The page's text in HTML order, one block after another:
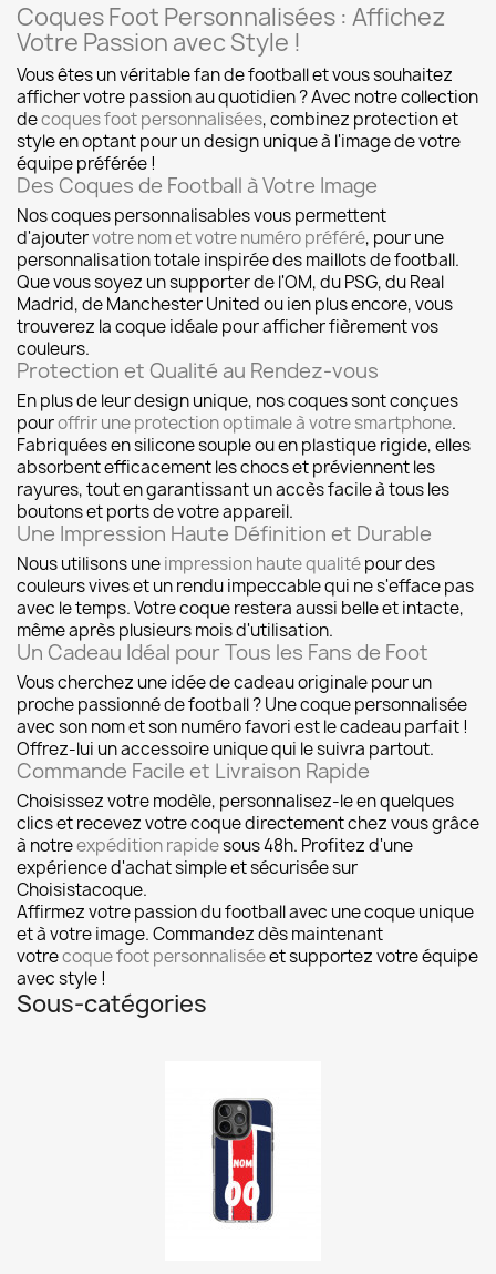
Coques Foot Personnalisées : Affichez
Votre Passion avec Style !
Vous êtes un véritable fan de football et vous souhaitez
afficher votre passion au quotidien ? Avec notre collection
decoques foot personnalisées, combinez protection et
style en optant pour un design unique à l'image de votre
équipe préférée !
Des Coques de Football à Votre Image
Nos coques personnalisables vous permettent
d'ajoutervotre nom et votre numéro préféré, pour une
personnalisation totale inspirée des maillots de football.
Que vous soyez un supporter de l'OM, du PSG, du Real
Madrid, de Manchester United ou ien plus encore, vous
trouverez la coque idéale pour afficher fièrement vos
couleurs.
Protection et Qualité au Rendez-vous
En plus de leur design unique, nos coques sont conçues
pouroffrir une protection optimale à votre smartphone.
Fabriquées en silicone souple ou en plastique rigide, elles
absorbent efficacement les chocs et préviennent les
rayures, tout en garantissant un accès facile à tous les
boutons et ports de votre appareil.
Une Impression Haute Définition et Durable
Nous utilisons uneimpression haute qualitépour des
couleurs vives et un rendu impeccable qui ne s'efface pas
avec le temps. Votre coque restera aussi belle et intacte,
même après plusieurs mois d'utilisation.
Un Cadeau Idéal pour Tous les Fans de Foot
Vous cherchez une idée de cadeau originale pour un
proche passionné de football ? Une coque personnalisée
avec son nom et son numéro favori est le cadeau parfait !
Offrez-lui un accessoire unique qui le suivra partout.
Commande Facile et Livraison Rapide
Choisissez votre modèle, personnalisez-le en quelques
clics et recevez votre coque directement chez vous grâce
à notreexpédition rapidesous 48h. Profitez d'une
expérience d'achat simple et sécurisée sur
Choisistacoque.
Affirmez votre passion du football avec une coque unique
et à votre image. Commandez dès maintenant
votrecoque foot personnaliséeet supportez votre équipe
avec style !
Sous-catégories